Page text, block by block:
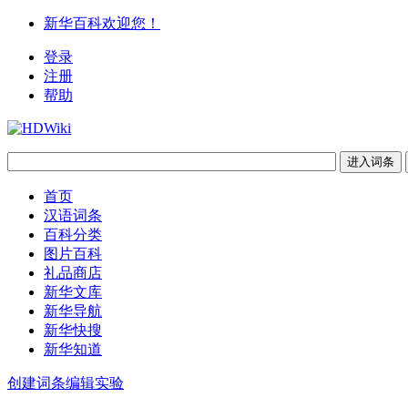
新华百科欢迎您！
登录
注册
帮助
首页
汉语词条
百科分类
图片百科
礼品商店
新华文库
新华导航
新华快搜
新华知道
创建词条编辑实验